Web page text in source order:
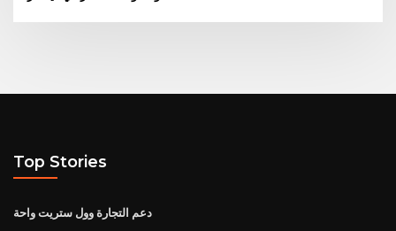
Top Stories
دعم التجارة وول ستريت واحة